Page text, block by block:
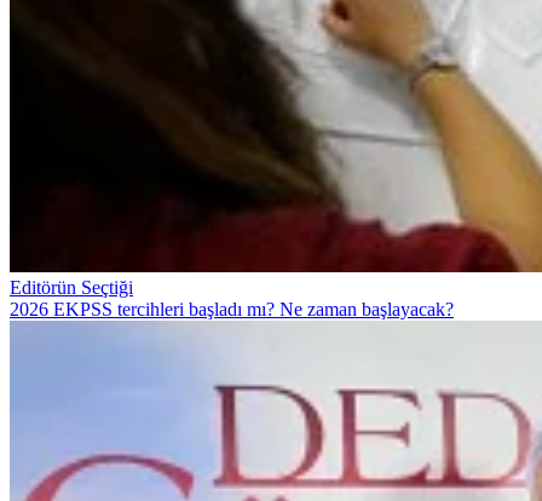
Editörün Seçtiği
2026 EKPSS tercihleri başladı mı? Ne zaman başlayacak?